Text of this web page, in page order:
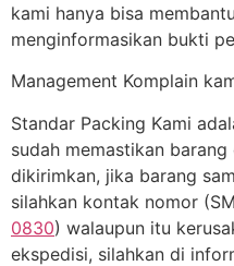
kami hanya bisa
menginformasikan bukti
Management Komplain
Standar Packing Kami
sudah memastikan
dikirimkan, jika barang
silahkan kontak nomor
0830) walaupun itu
ekspedisi, silahkan di